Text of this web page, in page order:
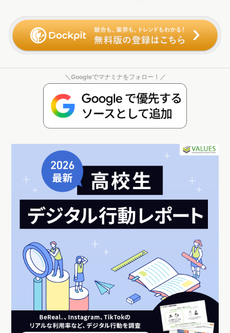
＼Googleでマナミナをフォロー！／